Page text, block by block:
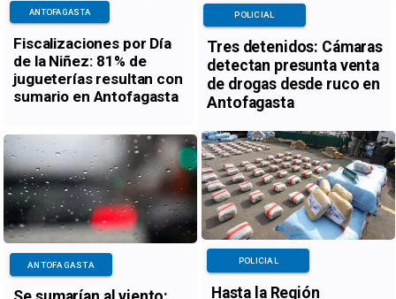
Fiscalizaciones por Día
de la Niñez: 81% de
jugueterías resultan con
sumario en Antofagasta
ANTOFAGASTA
Tres detenidos: Cámaras
detectan presunta venta
de drogas desde ruco en
Antofagasta
POLICIAL
ANTOFAGASTA
Hasta la Región
POLICIAL